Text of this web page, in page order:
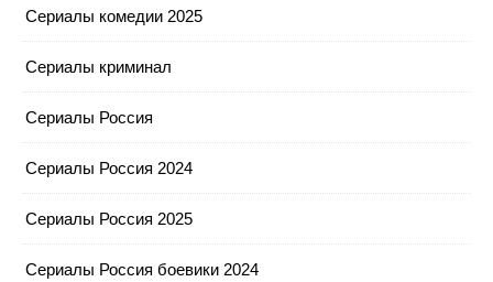
Сериалы комедии 2025
Сериалы криминал
Сериалы Россия
Сериалы Россия 2024
Сериалы Россия 2025
Сериалы Россия боевики 2024